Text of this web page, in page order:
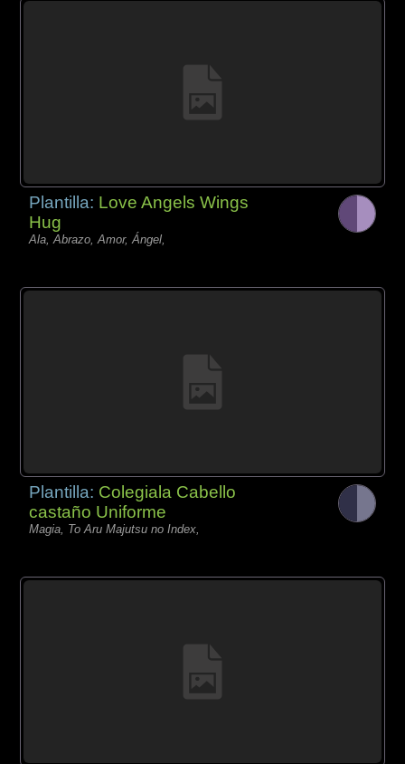
Plantilla: Love Angels Wings
Hug
Ala, Abrazo, Amor, Ángel,
Plantilla: Colegiala Cabello
castaño Uniforme
Magia, To Aru Majutsu no Index,